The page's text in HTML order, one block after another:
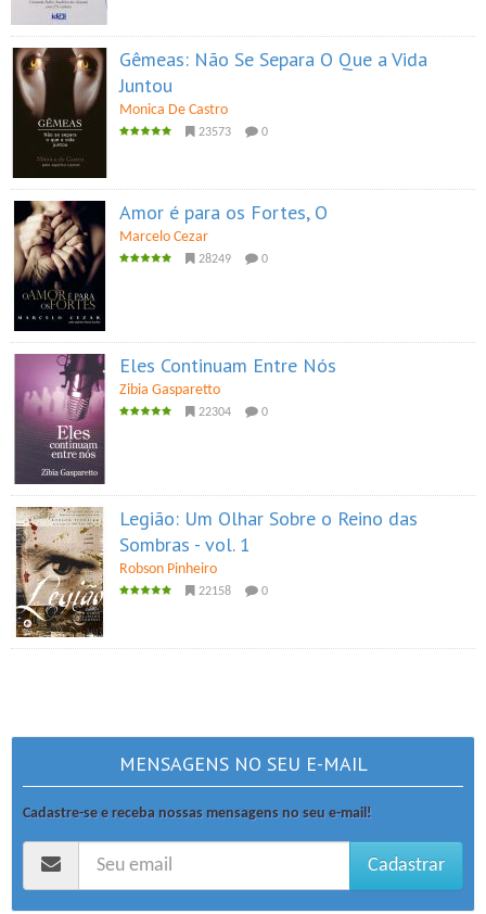
Gêmeas: Não Se Separa O Que a Vida
Juntou
Monica De Castro
23573 0
Amor é para os Fortes, O
Marcelo Cezar
28249 0
Eles Continuam Entre Nós
Zibia Gasparetto
22304 0
Legião: Um Olhar Sobre o Reino das
Sombras - vol. 1
Robson Pinheiro
22158 0
MENSAGENS NO SEU E-MAIL
Cadastre-se e receba nossas mensagens no seu e-mail!
Cadastrar